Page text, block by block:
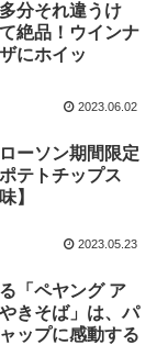
分それ違うけ
絶品！ウインナ
にホイッ
2023.06.02
ーソン期間限定
テトチップス
】
2023.05.23
「ペヤング ア
きそば」は、パ
ップに感動する